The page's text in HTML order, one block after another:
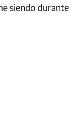
siendo durante